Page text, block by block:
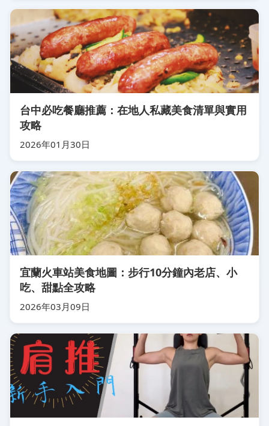
台中必吃餐廳推薦：在地人私藏美食清單與實用
攻略
2026年01月30日
宜蘭火車站美食地圖：步行10分鐘內老店、小
吃、甜點全攻略
2026年03月09日